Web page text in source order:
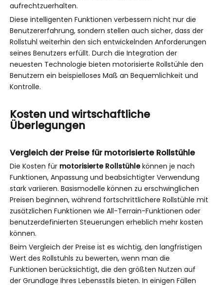
aufrechtzuerhalten.
Diese intelligenten Funktionen verbessern nicht nur die
Benutzererfahrung, sondern stellen auch sicher, dass der
Rollstuhl weiterhin den sich entwickelnden Anforderungen
seines Benutzers erfüllt. Durch die Integration der
neuesten Technologie bieten motorisierte Rollstühle den
Benutzern ein beispielloses Maß an Bequemlichkeit und
Kontrolle.
Kosten und wirtschaftliche
Überlegungen
Vergleich der Preise für motorisierte Rollstühle
Die Kosten für motorisierte Rollstühlekönnen je nach
Funktionen, Anpassung und beabsichtigter Verwendung
stark variieren. Basismodelle können zu erschwinglichen
Preisen beginnen, während fortschrittlichere Rollstühle mit
zusätzlichen Funktionen wie All-Terrain-Funktionen oder
benutzerdefinierten Steuerungen erheblich mehr kosten
können.
Beim Vergleich der Preise ist es wichtig, den langfristigen
Wert des Rollstuhls zu bewerten, wenn man die
Funktionen berücksichtigt, die den größten Nutzen auf
der Grundlage Ihres Lebensstils bieten. In einigen Fällen